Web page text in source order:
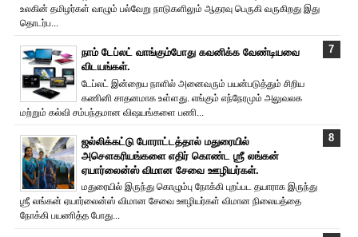
உலகின் தமிழர்கள் வாழும் பல்வேறு நாடுகளிலும் ஆதரவு பெருகி வருகிறது இது
தொடர்ப...
நாம் டேப்லட் வாங்கும்போது கவனிக்க வேண்டியவை
விடயங்கள்.
டேப்லட் இன்றைய நாளில் அனைவரும் பயன்படுத்தும் சிறிய
கணினி சாதனமாக உள்ளது. எங்கும் எந்நேரமும் அலுவலக
மற்றும் கல்வி சம்பந்தமான விஷயங்களை பணி...
ஜல்லிக்கட்டு போராட்டத்தால் மதுரையில்
அசௌகரியங்களை எதிர் கொண்ட ஶ்ரீ லங்கன்
ஏயார்லைன்ஸ் விமான சேவை ஊழியர்கள்.
மதுரையில் இருந்து கொழும்பு நோக்கி புறப்பட தயாராக இருந்து
ஶ்ரீ லங்கன் ஏயார்லைன்ஸ் விமான சேவை ஊழியர்கள் விமான நிலையத்தை
நோக்கி பயணித்த போது...